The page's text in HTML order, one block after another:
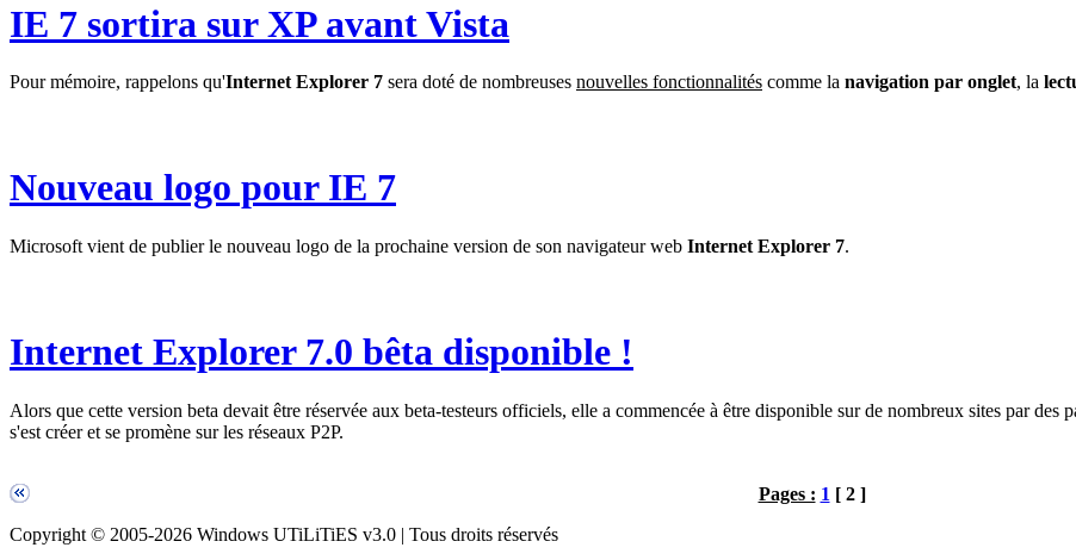
IE 7 sortira sur XP avant Vista
Pour mémoire, rappelons qu'Internet Explorer 7 sera doté de nombreuses nouvelles fonctionnalités comme la navigation par onglet, la
Nouveau logo pour IE 7
Microsoft vient de publier le nouveau logo de la prochaine version de son navigateur web Internet Explorer 7.
Internet Explorer 7.0 bêta disponible !
Alors que cette version beta devait être réservée aux beta-testeurs officiels, elle a commencée à être disponible sur de nombreux sites par
s'est créer et se promène sur les réseaux P2P.
Pages : 1 [ 2 ]
Copyright © 2005-2026 Windows UTiLiTiES v3.0 | Tous droits réservés